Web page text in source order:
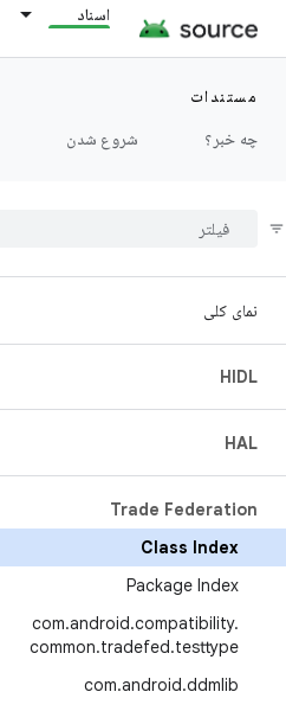
اسناد
مستندات
چه خبر؟
شروع شدن
نمای کلی
HIDL
HAL
Trade Federation
Class Index
Package Index
com.android.compatibility.
common.tradefed.testtype
com.android.ddmlib